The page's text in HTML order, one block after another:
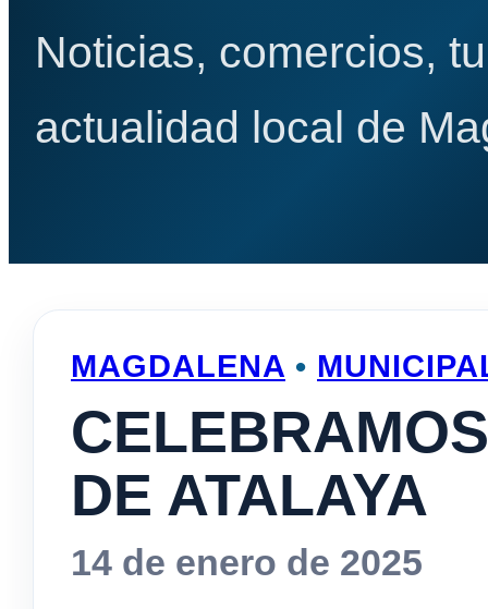
Noticias, comercios,
actualidad local de
MAGDALENA •
DE ATALAYA
14 de enero de 2025